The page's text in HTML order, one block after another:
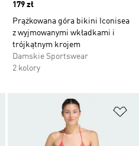
Price
179 zł
Prążkowana góra bikini Iconisea
z wyjmowanymi wkładkami i
trójkątnym krojem
Damskie Sportswear
2 kolory
Dodaj do listy życzeń